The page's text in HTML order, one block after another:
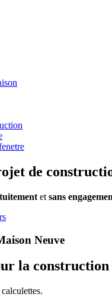
de
et sans
Neuve
la construction